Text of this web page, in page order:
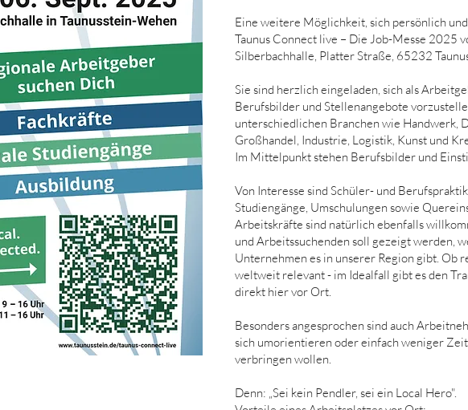
Eine weitere Möglichkeit, sich persönlich
Taunus Connect live – Die Job-Messe 2025
Silberbachhalle, Platter Straße, 65232
Sie sind herzlich eingeladen, sich als
Berufsbilder und Stellenangebote
unterschiedlichen Branchen wie Handwerk,
Großhandel, Industrie, Logistik, Kunst und
Im Mittelpunkt stehen Berufsbilder und
Von Interesse sind Schüler- und
Studiengänge, Umschulungen sowie
Arbeitskräfte sind natürlich ebenfalls
und Arbeitssuchenden soll gezeigt werden,
Unternehmen es in unserer Region gibt. Ob
weltweit relevant - im Idealfall gibt es den
direkt hier vor Ort.
Besonders angesprochen sind auch
sich umorientieren oder einfach weniger
verbringen wollen.
Denn: „Sei kein Pendler, sei ein Local Hero".